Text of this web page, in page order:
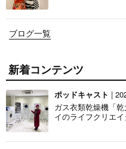
ブログ一覧
新着コンテンツ
ポッドキャスト |
ガス衣類乾燥機「
イのライフクリエ